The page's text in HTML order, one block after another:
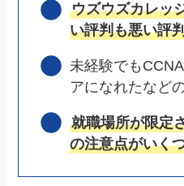
ウズウズカレッ
い評判も悪い評
未経験でも
アになれたなど
就職場所が限定
の注意点がいく